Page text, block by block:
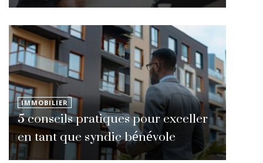
IMMOBILIER
5 conseils pratiques pour exceller
en tant que syndic bénévole